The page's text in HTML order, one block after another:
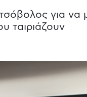
για να
ταιριάζουν